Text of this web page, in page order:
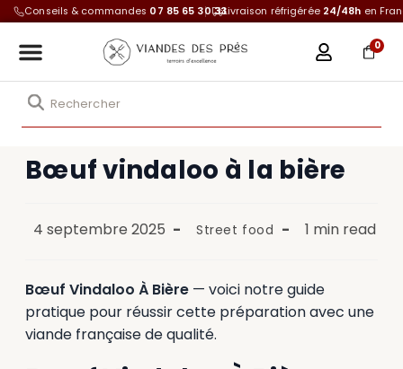
Conseils & commandes 07 85 65 30 33Livraison réfrigérée 24/48h en
0
Bœuf vindaloo à la bière
4 septembre 2025 Street food 1 min read
Bœuf Vindaloo À Bière — voici notre guide
pratique pour réussir cette préparation avec une
viande française de qualité.